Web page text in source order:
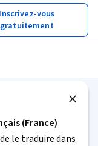
Inscrivez-vous
gratuitement
(France)
le traduire dans